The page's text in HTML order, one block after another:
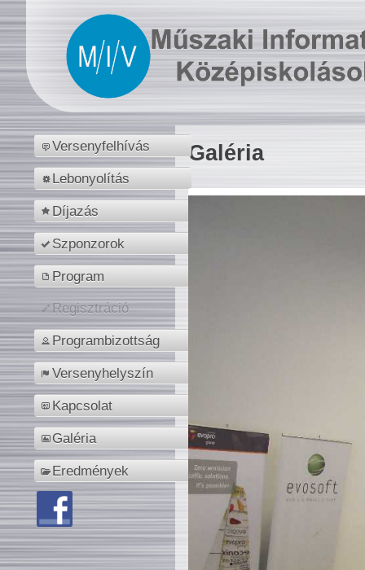
Versenyfelhívás
Lebonyolítás
Díjazás
Szponzorok
Program
Regisztráció
Programbizottság
Versenyhelyszín
Kapcsolat
Galéria
Eredmények
Galéria